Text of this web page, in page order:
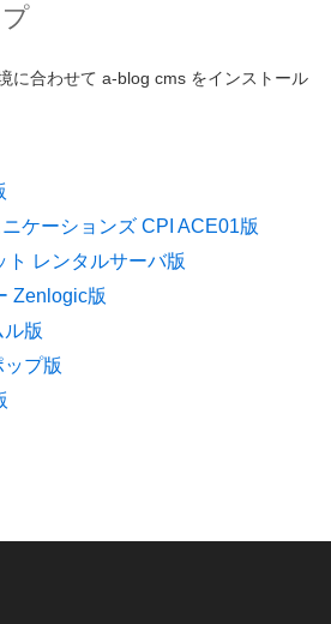
に合わせて a-blog cms をインストール
ケーションズ CPI ACE01版
ト レンタルサーバ版
Zenlogic版
版
プ版